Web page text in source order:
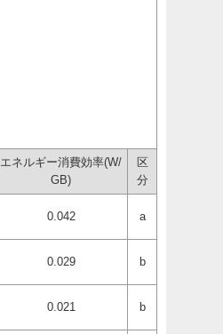
エネルギー消費効率(W/
GB)
区
分
0.042 a
0.029 b
0.021 b